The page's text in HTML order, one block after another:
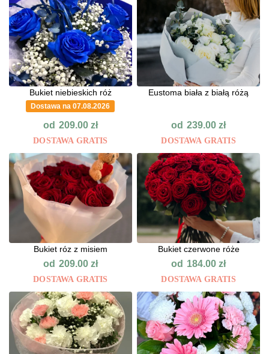
Bukiet niebieskich róż
Dostawa na 07.08.2026
od 209.00 zł
DOSTAWA GRATIS
Eustoma biała z białą różą
od 239.00zł
DOSTAWA GRATIS
Bukiet róz z misiem
od 209.00 zł
DOSTAWA GRATIS
Bukiet czerwone róże
od 184.00zł
DOSTAWA GRATIS